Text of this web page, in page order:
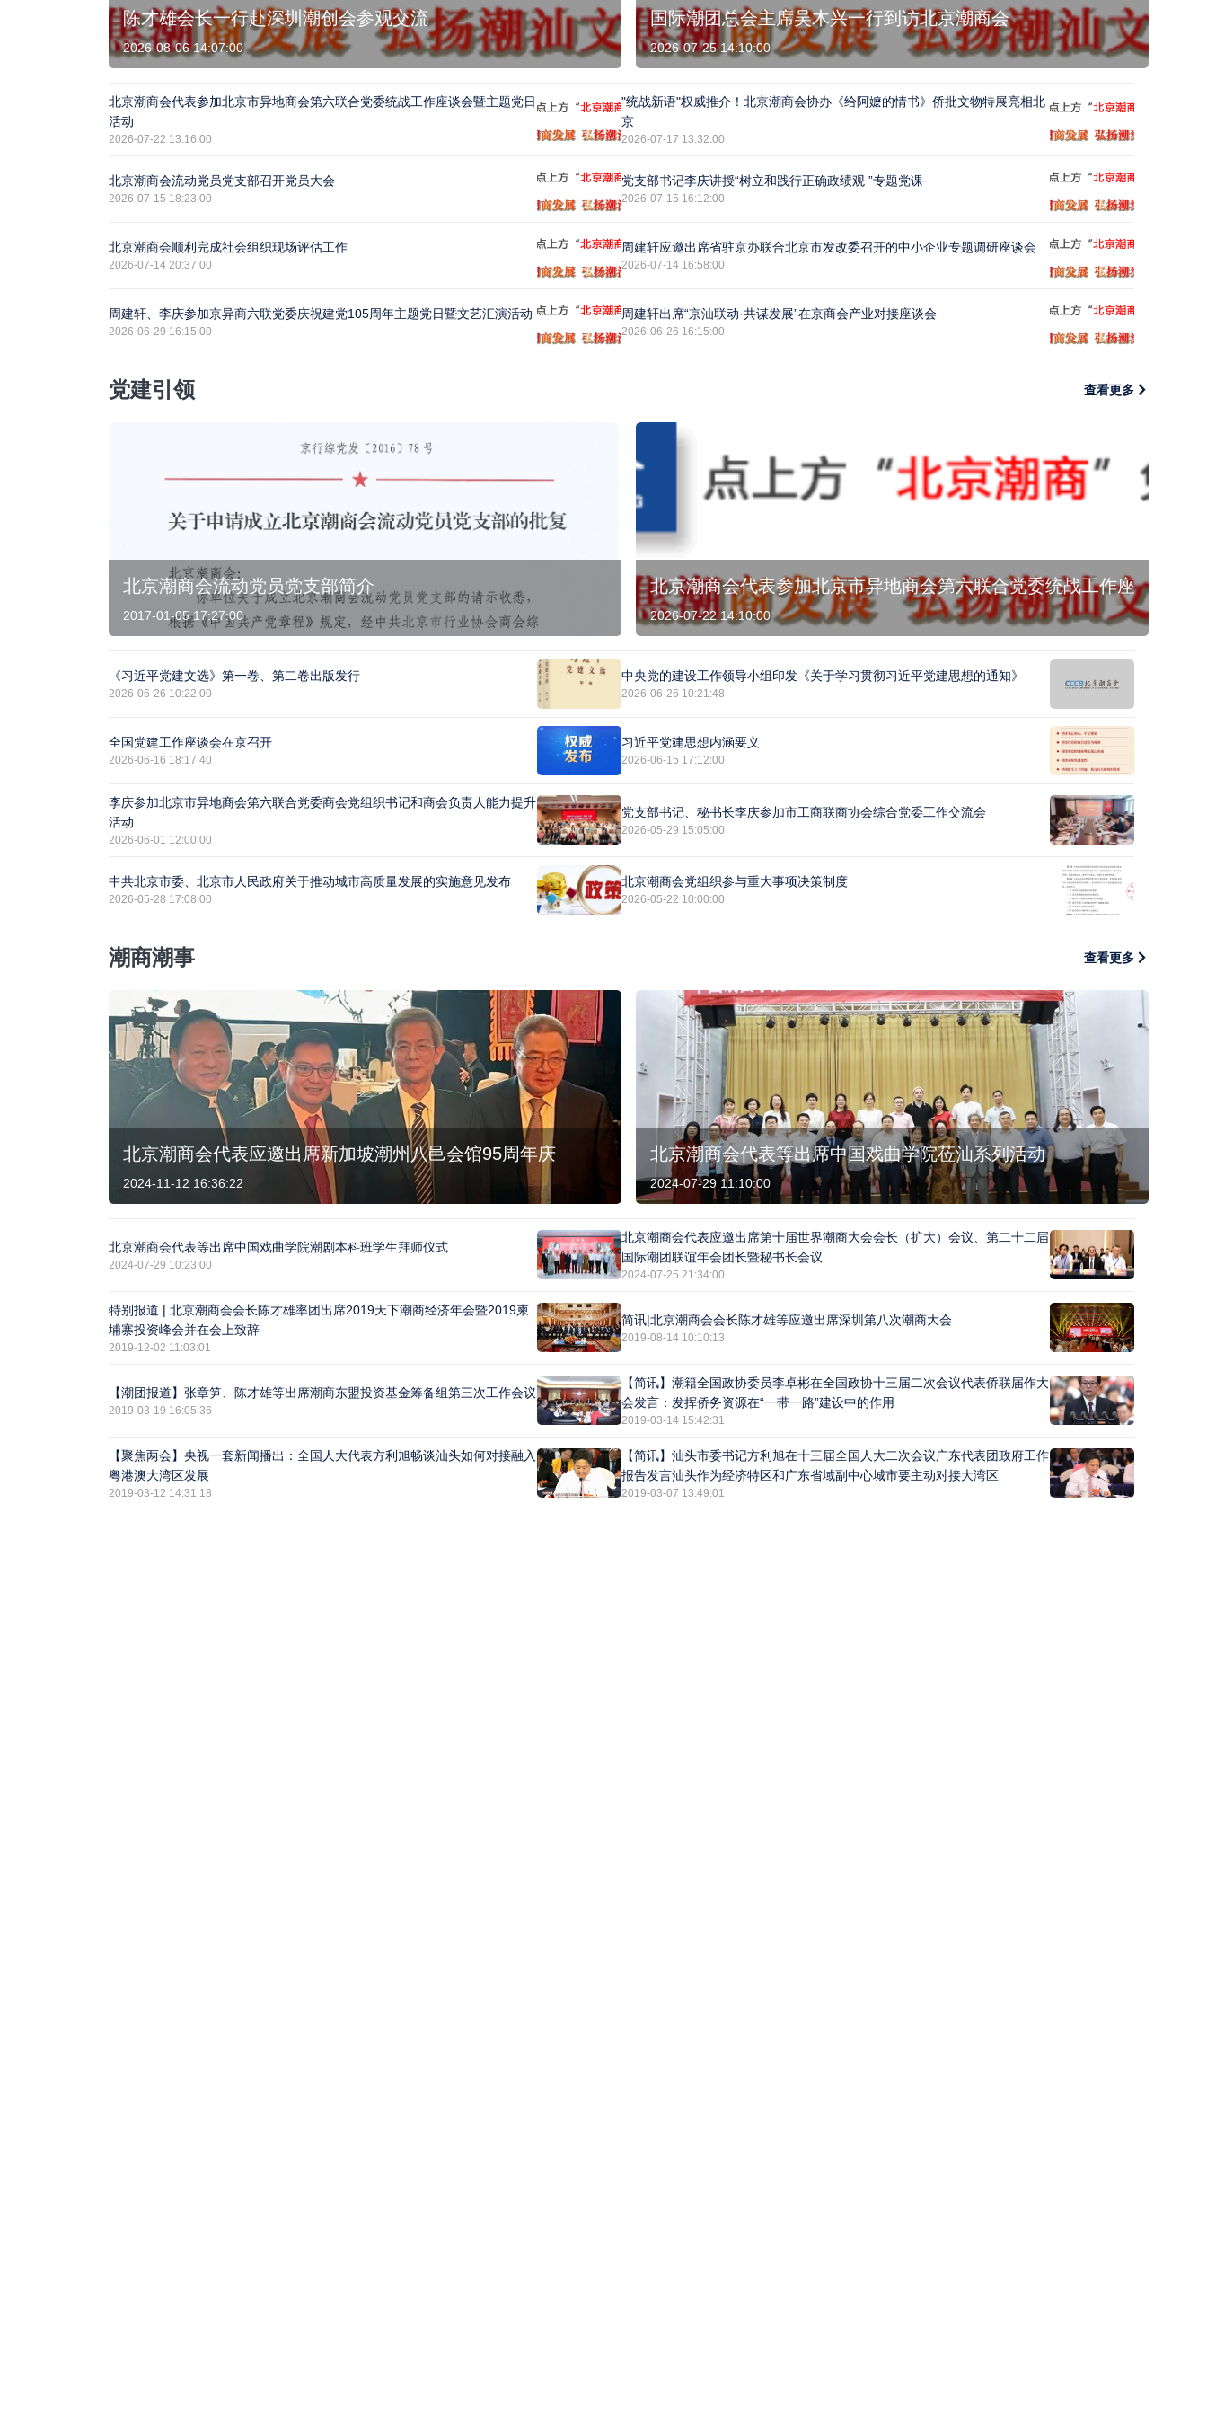
陈才雄会长一行赴深圳潮创会参观交流
2026-08-06 14:07:00
国际潮团总会主席吴木兴一行到访北京潮商会
2026-07-25 14:10:00
北京潮商会代表参加北京市异地商会第六联合党委统战工作座谈会暨主题党日
活动
2026-07-22 13:16:00
"统战新语"权威推介！北京潮商会协办《给阿嬷的情书》侨批文物特展亮相北
京
2026-07-17 13:32:00
北京潮商会流动党员党支部召开党员大会
2026-07-15 18:23:00
党支部书记李庆讲授“树立和践行正确政绩观 ”专题党课
2026-07-15 16:12:00
北京潮商会顺利完成社会组织现场评估工作
2026-07-14 20:37:00
周建轩应邀出席省驻京办联合北京市发改委召开的中小企业专题调研座谈会
2026-07-14 16:58:00
周建轩、李庆参加京异商六联党委庆祝建党105周年主题党日暨文艺汇演活动
2026-06-29 16:15:00
周建轩出席“京汕联动·共谋发展”在京商会产业对接座谈会
2026-06-26 16:15:00
党建引领 查看更多
北京潮商会流动党员党支部简介
2017-01-05 17:27:00
北京潮商会代表参加北京市异地商会第六联合党委统战工作座谈会暨
2026-07-22 14:10:00
《习近平党建文选》第一卷、第二卷出版发行
2026-06-26 10:22:00
中央党的建设工作领导小组印发《关于学习贯彻习近平党建思想的通知》
2026-06-26 10:21:48
全国党建工作座谈会在京召开
2026-06-16 18:17:40
习近平党建思想内涵要义
2026-06-15 17:12:00
李庆参加北京市异地商会第六联合党委商会党组织书记和商会负责人能力提升
活动
2026-06-01 12:00:00
党支部书记、秘书长李庆参加市工商联商协会综合党委工作交流会
2026-05-29 15:05:00
中共北京市委、北京市人民政府关于推动城市高质量发展的实施意见发布
2026-05-28 17:08:00
北京潮商会党组织参与重大事项决策制度
2026-05-22 10:00:00
潮商潮事 查看更多
北京潮商会代表应邀出席新加坡潮州八邑会馆95周年庆
2024-11-12 16:36:22
北京潮商会代表等出席中国戏曲学院莅汕系列活动
2024-07-29 11:10:00
北京潮商会代表等出席中国戏曲学院潮剧本科班学生拜师仪式
2024-07-29 10:23:00
北京潮商会代表应邀出席第十届世界潮商大会会长（扩大）会议、第二十二届
国际潮团联谊年会团长暨秘书长会议
2024-07-25 21:34:00
特别报道 | 北京潮商会会长陈才雄率团出席2019天下潮商经济年会暨2019柬
埔寨投资峰会并在会上致辞
2019-12-02 11:03:01
简讯|北京潮商会会长陈才雄等应邀出席深圳第八次潮商大会
2019-08-14 10:10:13
【潮团报道】张章笋、陈才雄等出席潮商东盟投资基金筹备组第三次工作会议
2019-03-19 16:05:36
【简讯】潮籍全国政协委员李卓彬在全国政协十三届二次会议代表侨联届作大
会发言：发挥侨务资源在“一带一路”建设中的作用
2019-03-14 15:42:31
【聚焦两会】央视一套新闻播出：全国人大代表方利旭畅谈汕头如何对接融入
粤港澳大湾区发展
2019-03-12 14:31:18
【简讯】汕头市委书记方利旭在十三届全国人大二次会议广东代表团政府工作
报告发言汕头作为经济特区和广东省域副中心城市要主动对接大湾区
2019-03-07 13:49:01